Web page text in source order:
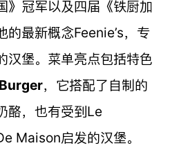
》冠军以及四届《铁厨加
的最新概念Feenie’s，专
汉堡。菜单亮点包括特色
，它搭配了自制的
酪，也有受到Le
Maison启发的汉堡。